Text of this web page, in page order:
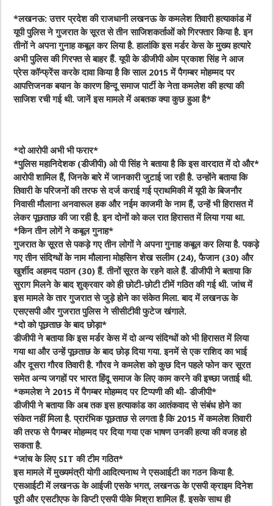
*लखनऊ: उत्तर प्रदेश की राजधानी लखनऊ के कमलेश तिवारी हत्याकांड में
यूपी पुलिस ने गुजरात के सूरत से तीन साजिशकर्ताओं को गिरफ्तार किया है. इन
तीनों ने अपना गुनाह कबूल कर लिया है. हालांकि इस मर्डर केस के मुख्य हत्यारे
अभी पुलिस की गिरफ्त से बाहर हैं. यूपी के डीजीपी ओम प्रकाश सिंह ने आज
प्रेस कॉन्फ्रेंस करके दावा किया है कि साल 2015 में पैगम्बर मोहम्मद पर
आपत्तिजनक बयान के कारण हिन्दू समाज पार्टी के नेता कमलेश की हत्या की
साजिश रची गई थी. जानें इस मामले में अबतक क्या कुछ हुआ है*
*दो आरोपी अभी भी फरार*
*पुलिस महानिदेशक (डीजीपी) ओ पी सिंह ने बताया है कि इस वारदात में दो और*
आरोपी शामिल हैं, जिनके बारे में जानकारी जुटाई जा रही है. उन्होंने बताया कि
तिवारी के परिजनों की तरफ से दर्ज कराई गई प्राथमिकी में यूपी के बिजनौर
निवासी मौलाना अनवारूल हक और नईम काजमी के नाम हैं, उन्हें भी हिरासत में
लेकर पूछताछ की जा रही है. इन दोनों को कल रात हिरासत में लिया गया था.
*किन तीन लोगें ने कबूल गुनाह*
गुजरात के सूरत से पकड़े गए तीन लोगों ने अपना गुनाह कबूल कर लिया है. पकड़े
गए तीन संदिग्धों के नाम मौलाना मोहसिन शेख सलीम (24), फैजान (30) और
खुर्शीद अहमद पठान (30) हैं. तीनों सूरत के रहने वाले हैं. डीजीपी ने बताया कि
सुराग मिलने के बाद शुक्रवार को ही छोटी-छोटी टीमें गठित की गई थी. जांच में
इस मामले के तार गुजरात से जुड़े होने का संकेत मिला. बाद में लखनऊ के
एसएसपी और गुजरात पुलिस ने सीसीटीवी फुटेज खंगाले.
*दो को पूछताछ के बाद छोड़ा*
डीजीपी ने बताया कि इस मर्डर केस में दो अन्य संदिग्धों को भी हिरासत में लिया
गया था और उन्हें पूछताछ के बाद छोड़ दिया गया. इनमें से एक राशिद का भाई
और दूसरा गौरव तिवारी है. गौरव ने कमलेश को कुछ दिन पहले फोन कर सूरत
समेत अन्य जगहों पर भारत हिंदू समाज के लिए काम करने की इच्छा जताई थी.
*कमलेश ने 2015 में पैगम्बर मोहम्मद पर टिप्पणी की थी- डीजीपी*
डीजीपी ने बताया कि अब तक इस हत्याकांड का आतंकवाद से संबंध होने का
संकेत नहीं मिला है. प्रारंभिक पूछताछ से लगता है कि 2015 में कमलेश तिवारी
की तरफ से पैगम्बर मोहम्मद पर दिया गया एक भाषण उनकी हत्या की वजह हो
सकता है.
*जांच के लिए SIT की टीम गठित*
इस मामले में मुख्यमंत्री योगी आदित्यनाथ ने एसआईटी का गठन किया है.
एसआईटी में लखनऊ के आईजी एसके भगत, लखनऊ के एसपी क्राइम दिनेश
पूरी और एसटीएफ के डिप्टी एसपी पीके मिश्रा शामिल हैं. इसके साथ ही